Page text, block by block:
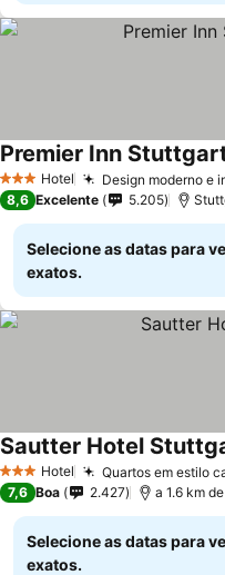
3 EstrelasHotel Design moderno e
Premier Inn
8,6 Excelente 5.205
Selecione as datas para
exatos.
3 EstrelasHotel Quartos em estilo
Sautter Hotel
7,6 Boa 2.427 a 1.6 km
Selecione as datas para
exatos.